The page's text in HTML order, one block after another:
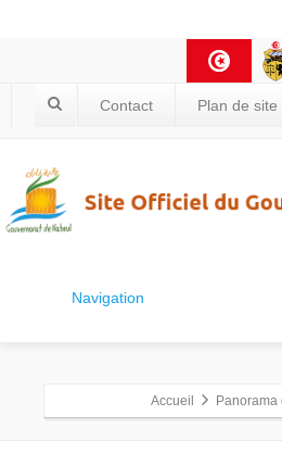
Contact Plan de site
Navigation
Accueil Panorama